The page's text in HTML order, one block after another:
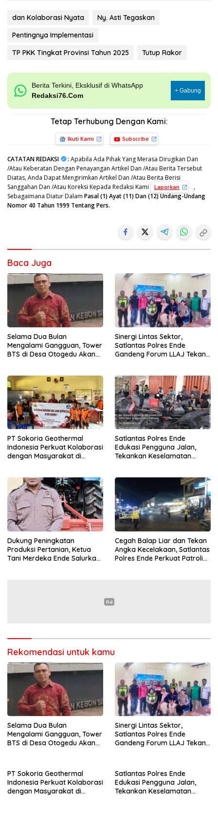
dan Kolaborasi Nyata
Ny. Asti Tegaskan
Pentingnya Implementasi
TP PKK Tingkat Provinsi Tahun 2025
Tutup Rakor
Berita Terkini, Eksklusif di WhatsApp
Redaksi76.Com
+ Gabung
Tetap Terhubung Dengan Kami:
Ikuti Kami Subscribe
CATATAN REDAKSI : Apabila Ada Pihak Yang Merasa Dirugikan Dan
/Atau Keberatan Dengan Penayangan Artikel Dan /Atau Berita Tersebut
Diatas, Anda Dapat Mengirimkan Artikel Dan /Atau Berita Berisi
Sanggahan Dan /Atau Koreksi Kepada Redaksi Kami
Laporkan
,
Sebagaimana Diatur Dalam Pasal (1) Ayat (11) Dan (12) Undang-Undang
Nomor 40 Tahun 1999 Tentang Pers.
Baca Juga
Selama Dua Bulan
Mengalami Gangguan, Tower
BTS di Desa Otogedu Akan
Sinergi Lintas Sektor,
Satlantas Polres Ende
Gandeng Forum LLAJ Tekan
PT Sokoria Geothermal
Indonesia Perkuat Kolaborasi
dengan Masyarakat di
Satlantas Polres Ende
Edukasi Pengguna Jalan,
Tekankan Keselamatan
Dukung Peningkatan
Produksi Pertanian, Ketua
Tani Merdeka Ende Salurkan
Cegah Balap Liar dan Tekan
Angka Kecelakaan, Satlantas
Polres Ende Perkuat Patroli
Rekomendasi untuk kamu
Selama Dua Bulan
Mengalami Gangguan, Tower
BTS di Desa Otogedu Akan
Sinergi Lintas Sektor,
Satlantas Polres Ende
Gandeng Forum LLAJ Tekan
PT Sokoria Geothermal
Indonesia Perkuat Kolaborasi
dengan Masyarakat di
Satlantas Polres Ende
Edukasi Pengguna Jalan,
Tekankan Keselamatan